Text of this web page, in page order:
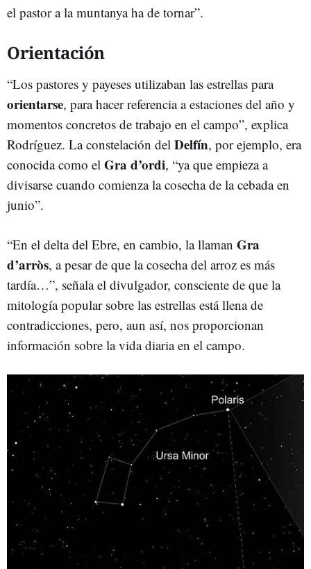
el pastor a la muntanya ha de tornar”.
Orientación
“Los pastores y payeses utilizaban las estrellas para
orientarse, para hacer referencia a estaciones del año y
momentos concretos de trabajo en el campo”, explica
Rodríguez. La constelación del Delfín, por ejemplo, era
conocida como el Gra d’ordi, “ya que empieza a
divisarse cuando comienza la cosecha de la cebada en
junio”.
“En el delta del Ebre, en cambio, la llaman Gra
d’arròs, a pesar de que la cosecha del arroz es más
tardía…”, señala el divulgador, consciente de que la
mitología popular sobre las estrellas está llena de
contradicciones, pero, aun así, nos proporcionan
información sobre la vida diaria en el campo.